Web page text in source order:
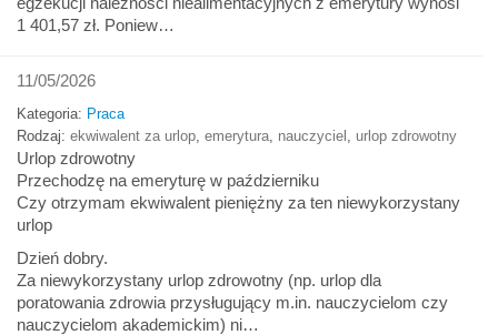
1 401,57 zł. Poniew…
11/05/2026
Kategoria: Praca
Rodzaj: ekwiwalent za urlop emerytura nauczyciel urlop zdrowotny
Urlop zdrowotny
Przechodzę na emeryturę w październiku
Czy otrzymam ekwiwalent pieniężny za ten niewykorzystany
urlop
Dzień dobry.
Za niewykorzystany urlop zdrowotny (np. urlop dla
poratowania zdrowia przysługujący m.in. nauczycielom czy
nauczycielom akademickim) ni…